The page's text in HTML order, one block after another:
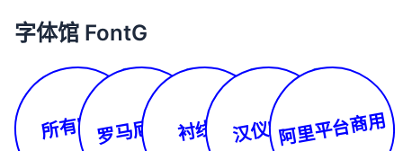
字体馆 FontG
所有字体罗马尼亚文衬线体 汉仪字库阿里平台商用